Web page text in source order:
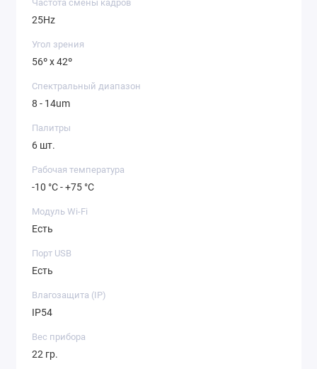
Частота смены кадров
25Hz
Угол зрения
56º x 42º
Спектральный диапазон
8 - 14um
Палитры
6 шт.
Рабочая температура
-10 °C - +75 °C
Модуль Wi-Fi
Есть
Порт USB
Есть
Влагозащита (IP)
IP54
Вес прибора
22 гр.